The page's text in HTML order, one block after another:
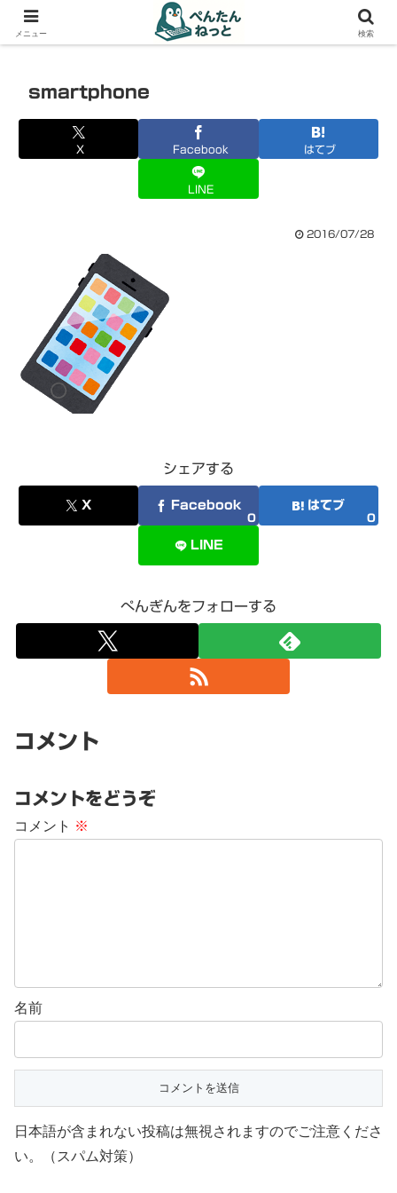
PCやガジェットの備忘録
smartphone
X Facebook はてブ
LINE
2016/07/28
シェアする
X Facebook
0
はてブ
0
LINE
ぺんぎんをフォローする
コメント
コメントをどうぞ
コメント ※
名前
日本語が含まれない投稿は無視されますのでご注意くださ
い。（スパム対策）
メニュー 検索